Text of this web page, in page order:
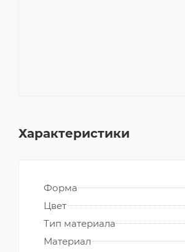
Характеристики
Форма
Цвет
Тип материала
Материал